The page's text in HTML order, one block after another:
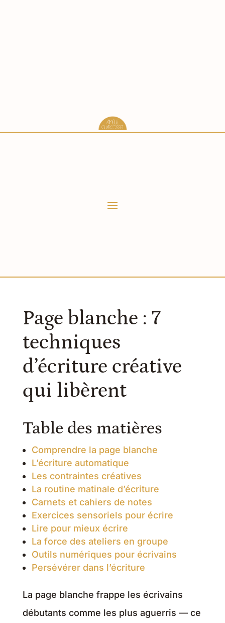
Page blanche : 7
techniques
d’écriture créative
qui libèrent
Table des matières
Comprendre la page blanche
L’écriture automatique
Les contraintes créatives
La routine matinale d’écriture
Carnets et cahiers de notes
Exercices sensoriels pour écrire
Lire pour mieux écrire
La force des ateliers en groupe
Outils numériques pour écrivains
Persévérer dans l’écriture
La page blanche frappe les écrivains
débutants comme les plus aguerris — ce